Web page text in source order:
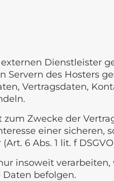
Dienstleister
Servern des Hosters
Vertragsdaten,
zum Zwecke der
einer
6 Abs. 1 lit. f
insoweit
befolgen.